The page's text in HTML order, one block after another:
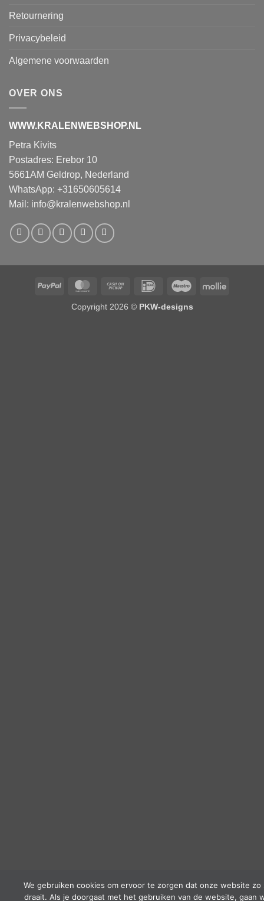
Retournering
Privacybeleid
Algemene voorwaarden
OVER ONS
WWW.KRALENWEBSHOP.NL
Petra Kivits
Postadres: Erebor 10
5661AM Geldrop, Nederland
WhatsApp: +31650605614
Mail: info@kralenwebshop.nl
PayPal MasterCardCash
Pickup
IDeal Maestro Mollie
Copyright 2026 © PKW-designs
We gebruiken cookies om ervoor te zorgen dat onze website zo
draait. Als je doorgaat met het gebruiken van de website, gaan